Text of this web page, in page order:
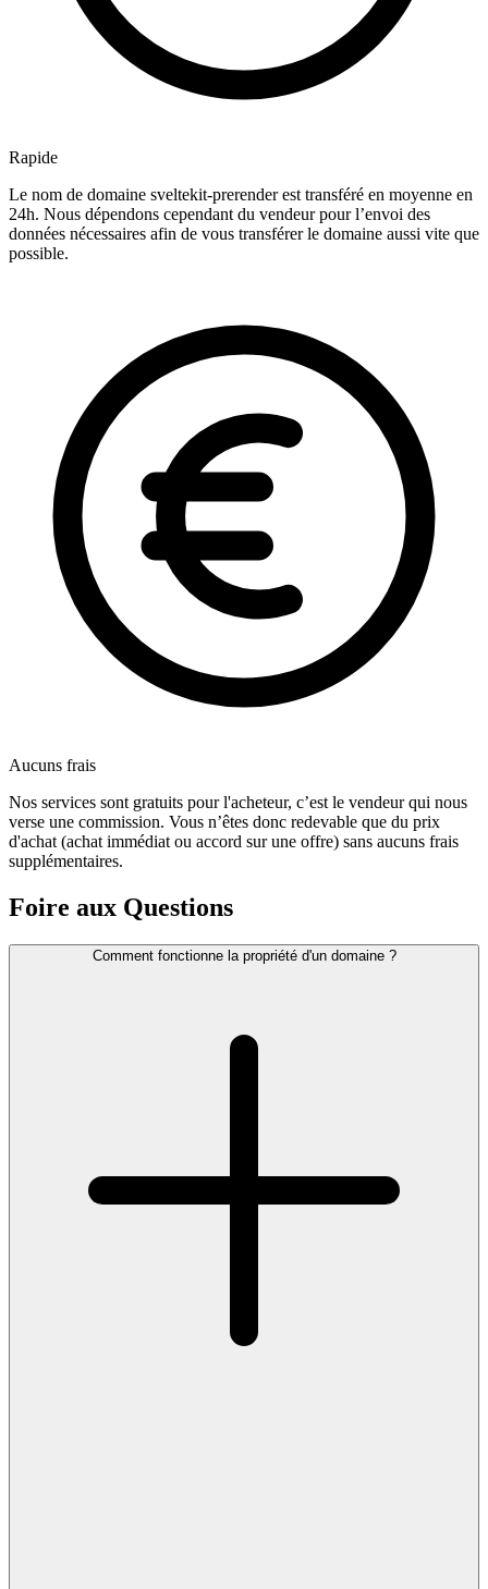
Rapide
Le nom de domaine sveltekit-prerender est transféré en moyenne en
24h. Nous dépendons cependant du vendeur pour l’envoi des
données nécessaires afin de vous transférer le domaine aussi vite que
possible.
Aucuns frais
Nos services sont gratuits pour l'acheteur, c’est le vendeur qui nous
verse une commission. Vous n’êtes donc redevable que du prix
d'achat (achat immédiat ou accord sur une offre) sans aucuns frais
supplémentaires.
Foire aux Questions
Comment fonctionne la propriété d'un domaine ?